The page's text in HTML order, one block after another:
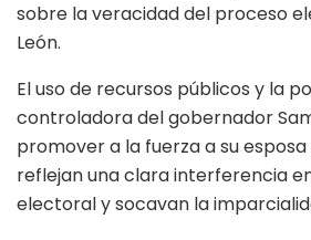
sobre la veracidad del proceso
León.
El uso de recursos públicos y la
controladora del gobernador
promover a la fuerza a su
reflejan una clara interferencia
electoral y socavan la